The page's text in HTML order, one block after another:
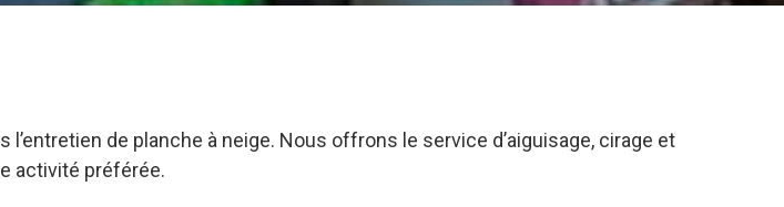
de planche à neige. Nous offrons le service d’aiguisage, cirage et
activité préférée.